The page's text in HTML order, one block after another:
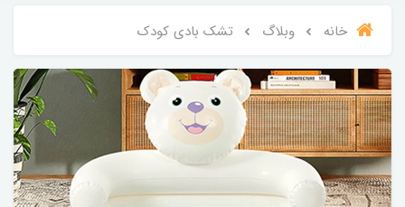
خانه وبلاگ تشک بادی کودک